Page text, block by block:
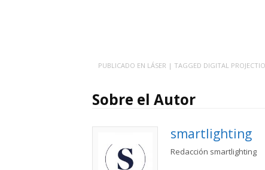
PUBLICADO EN LÁSER | TAGGED DIGITAL
Sobre el Autor
smartlighting
Redacción smartlighting